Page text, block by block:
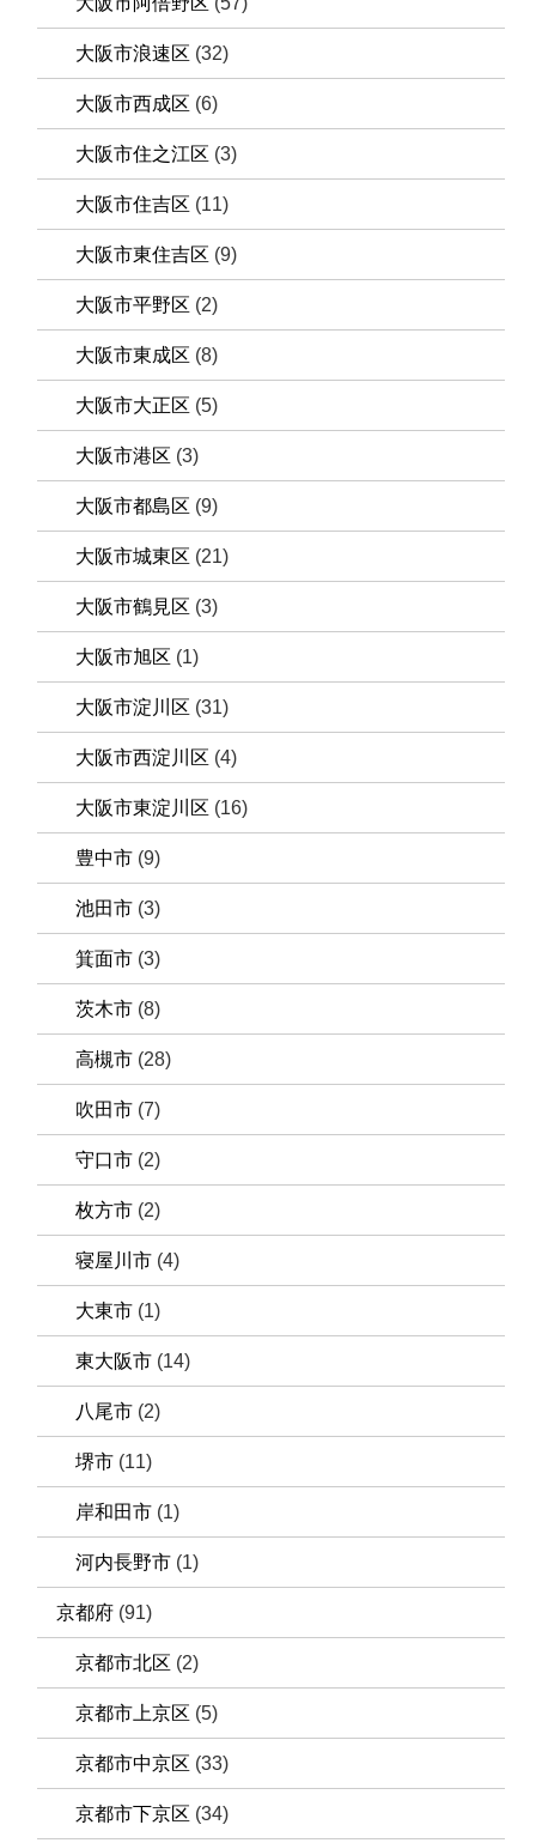
大阪市浪速区 (32)
大阪市西成区 (6)
大阪市住之江区 (3)
大阪市住吉区 (11)
大阪市東住吉区 (9)
大阪市平野区 (2)
大阪市東成区 (8)
大阪市大正区 (5)
大阪市港区 (3)
大阪市都島区 (9)
大阪市城東区 (21)
大阪市鶴見区 (3)
大阪市旭区 (1)
大阪市淀川区 (31)
大阪市西淀川区 (4)
大阪市東淀川区 (16)
豊中市 (9)
池田市 (3)
箕面市 (3)
茨木市 (8)
高槻市 (28)
吹田市 (7)
守口市 (2)
枚方市 (2)
寝屋川市 (4)
大東市 (1)
東大阪市 (14)
八尾市 (2)
堺市 (11)
岸和田市 (1)
河内長野市 (1)
京都府 (91)
京都市北区 (2)
京都市上京区 (5)
京都市中京区 (33)
京都市下京区 (34)